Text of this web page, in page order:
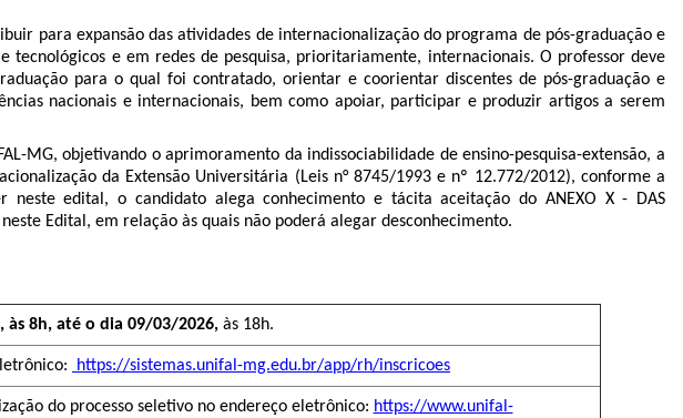
para expansão das atividades de internacionalização do programa de pós-graduação e
e em redes de pesquisa, prioritariamente, internacionais. O professor deve
para o qual foi contratado, orientar e coorientar discentes de pós-graduação e
nacionais e internacionais, bem como apoiar, participar e produzir artigos a serem
MG, objetivando o aprimoramento da indissociabilidade de ensino-pesquisa-extensão, a
da Extensão Universitária (Leis n° 8745/1993 e nº 12.772/2012), conforme a
edital, o candidato alega conhecimento e tácita aceitação do ANEXO X - DAS
neste Edital, em relação às quais não poderá alegar desconhecimento.
às 8h, até o dia 09/03/2026, às 18h.
https://sistemas.unifal-mg.edu.br/app/rh/inscricoes
do processo seletivo no endereço eletrônico: https://www.unifal-